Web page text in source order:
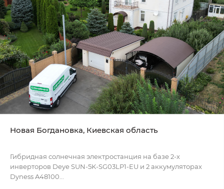
Новая Богдановка, Киевская область
Гибридная солнечная электростанция на базе 2-х
инверторов Deye SUN-5K-SG03LP1-EU и 2 аккумуляторах
Dyness A48100...